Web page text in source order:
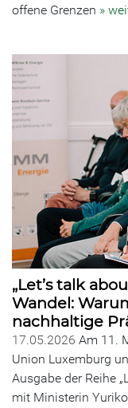
offene Grenzen »
„Let’s talk
Wandel:
nachhaltige
17.05.2026 Am 11.
Union Luxemburg
Ausgabe der Reihe
mit Ministerin